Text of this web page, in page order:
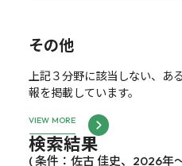
その他
上記３分野に該当しない、あ
報を掲載しています。
VIEW MORE
検索結果
( 条件：佐古 佳史、2026年